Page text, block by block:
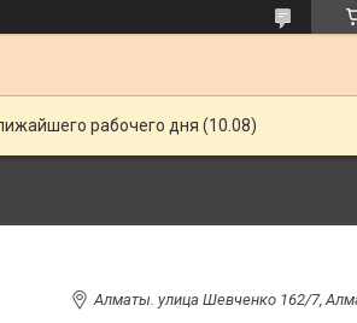
рабочего дня (10.08)
Алматы. улица Шевченко 162/7,